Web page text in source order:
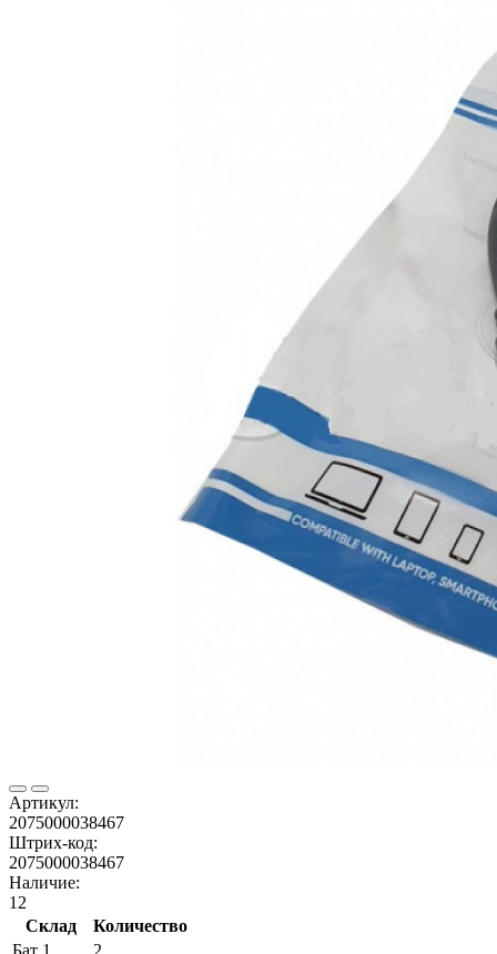
Артикул:
2075000038467
Штрих-код:
2075000038467
Наличие:
12
Склад
Количество
Бат 1
2